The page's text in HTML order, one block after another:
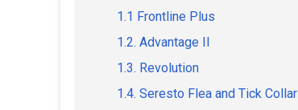
1.1 Frontline Plus
1.2. Advantage II
1.3. Revolution
1.4. Seresto Flea and Tick Collar